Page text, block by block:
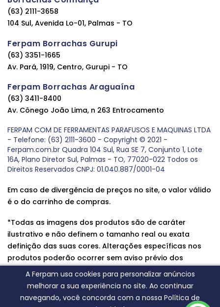
A Ferpam usa cookies para personalizar anúncios
melhorar a sua experiência no site. Ao continuar
navegando, você concorda com a nossa Política de
(63) 2111-3658
104 Sul, Avenida Lo-01, Palmas - TO
Ferpam Borrachas Gurupi
(63) 3351-1665
Av. Pará, 1919, Centro, Gurupi - TO
Ferpam Borrachas Araguaína
(63) 3411-8400
Av. Cônego João Lima, n 263 Entrocamento
FERPAM COM DE FERRAMENTAS PARAFUSOS E MAQUINAS LTDA
- Telefone: (63) 2111-3600 - Copyright © 2021 -
Ferpam.com.br Quadra 104 Sul, Rua SE 7, Conjunto 1, Lote
16A, Plano Diretor Sul, Palmas - TO, 77020-022 Todos os
Direitos Reservados CNPJ: 01.040.887/0001-04
Em caso de divergência de preços no site, o valor válido
é o do carrinho de compras.
*Todas as imagens dos produtos são de caráter
ilustrativo e não definem o tamanho real ou exata
definição das suas cores. Alterações específicas nos
produtos poderão ocorrer sem aviso prévio dos
fornecedores, qualquer dúvida sobre nossos produtos
entre em contato conosco.